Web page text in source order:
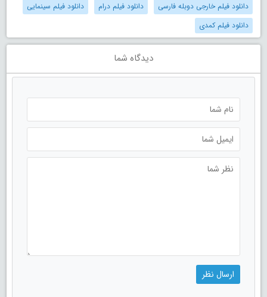
دانلود فیلم خارجی دوبله فارسی
دانلود فیلم درام
دانلود فیلم سینمایی
دانلود فیلم کمدی
دیدگاه شما